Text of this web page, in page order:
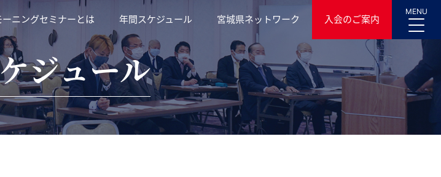
ーニングセミナーとは 年間スケジュール 宮城県ネットワーク 入会のご案内
MENU
ジュール